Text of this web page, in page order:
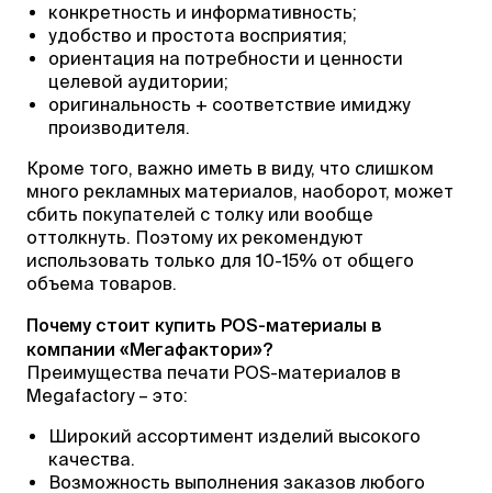
конкретность и информативность;
удобство и простота восприятия;
ориентация на потребности и ценности
целевой аудитории;
оригинальность + соответствие имиджу
производителя.
Кроме того, важно иметь в виду, что слишком
много рекламных материалов, наоборот, может
сбить покупателей с толку или вообще
оттолкнуть. Поэтому их рекомендуют
использовать только для 10-15% от общего
объема товаров.
Почему стоит купить POS-материалы в
компании «Мегафактори»?
Преимущества печати POS-материалов в
Megafactory – это:
Широкий ассортимент изделий высокого
качества.
Возможность выполнения заказов любого